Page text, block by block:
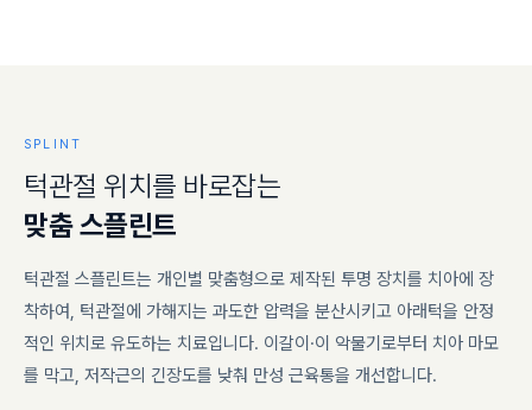
SPLINT
턱관절 위치 를 바로잡는
맞춤 스플린트
턱관절 스플린트는 개인별 맞춤형으로 제작된 투명 장치를 치아에 장
착하여, 턱관절에 가해지는 과도한 압력을 분산시키고 아래턱을 안정
적인 위치로 유도하는 치료입니다. 이갈이·이 악물기로부터 치아 마모
를 막고, 저작근의 긴장도를 낮춰 만성 근육통을 개선합니다.